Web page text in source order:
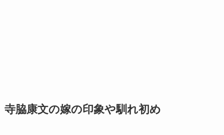
寺脇康文の嫁の印象や馴れ初め